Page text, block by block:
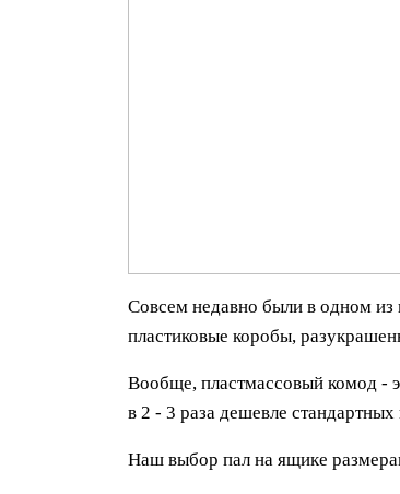
Совсем недавно были в одном из
пластиковые коробы,
Вообще, пластмассовый комод -
в 2 - 3 раза дешевле
Наш выбор пал на ящике